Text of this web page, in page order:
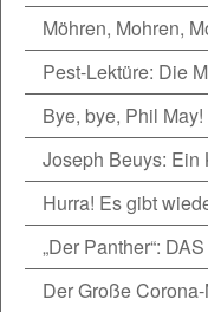
Möhren, Mohren,
Pest-Lektüre: Die
Bye, bye, Phil May!
Joseph Beuys: Ein
Hurra! Es gibt
„Der Panther“:
Der Große